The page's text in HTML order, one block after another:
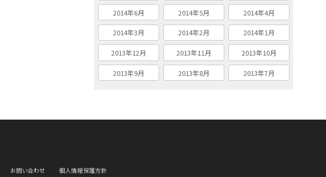
2014年6月 2014年5月 2014年4月
2014年3月 2014年2月 2014年1月
2013年12月 2013年11月 2013年10月
2013年9月 2013年8月 2013年7月
お問い合わせ 個人情報保護方針